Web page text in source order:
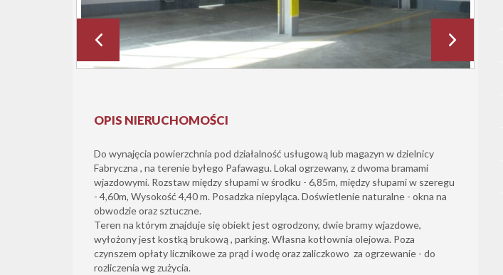
OPIS NIERUCHOMOŚCI
Do wynajęcia powierzchnia pod działalność usługową lub magazyn w dzielnicy
Fabryczna , na terenie byłego Pafawagu. Lokal ogrzewany, z dwoma bramami
wjazdowymi. Rozstaw między słupami w środku - 6,85m, między słupami w szeregu
- 4,60m, Wysokość 4,40 m. Posadzka niepyląca. Doświetlenie naturalne - okna na
obwodzie oraz sztuczne.
Teren na którym znajduje się obiekt jest ogrodzony, dwie bramy wjazdowe,
wyłożony jest kostką brukową , parking. Własna kotłownia olejowa. Poza
czynszem opłaty licznikowe za prąd i wodę oraz zaliczkowo za ogrzewanie - do
rozliczenia wg zużycia.